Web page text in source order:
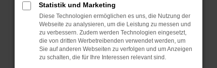
Probleme zu beheben.
Stelle sicher, dass dein Browser und dein
Betriebssystem auf dem neuesten Stand
sind.
Veraltete Software birgt nicht nur ein
Sicherheitsrisiko, sondern kann auch dazu
Statistik und Marketing
Diese Technologien ermöglichen es uns, die Nutzung der
Webseite zu analysieren, um die Leistung zu messen und
zu verbessern. Zudem werden Technologien eingesetzt,
die von dritten Werbetreibenden verwendet werden, um
Sie auf anderen Webseiten zu verfolgen und um Anzeigen
zu schalten, die für Ihre Interessen relevant sind.